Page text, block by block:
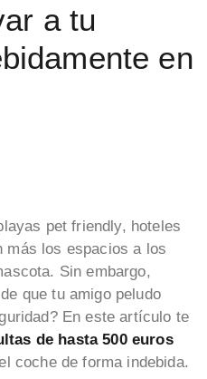
a tu
en
pet friendly, hoteles
los espacios a los
Sin embargo,
que tu amigo peludo
En este artículo te
de hasta 500 euros
coche de forma indebida.